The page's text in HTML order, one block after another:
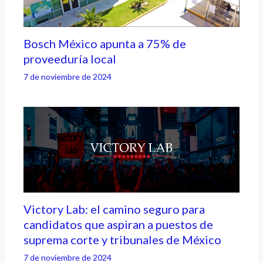
Bosch México apunta a 75% de
proveeduría local
7 de noviembre de 2024
Victory Lab: el camino seguro para
candidatos que aspiran a puestos de
suprema corte y tribunales de México
7 de noviembre de 2024